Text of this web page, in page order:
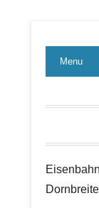
LBE-
Menu
Dornbreite